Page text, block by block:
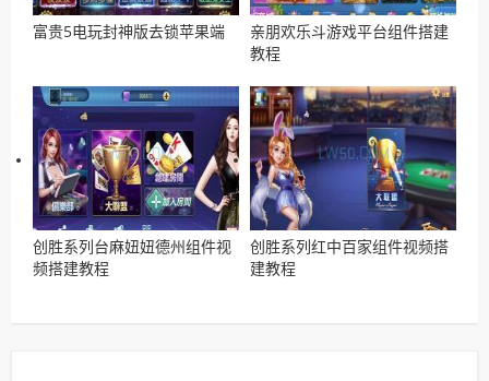
富贵5电玩封神版去锁苹果端
亲朋欢乐斗游戏平台组件搭建
教程
创胜系列台麻妞妞德州组件视
频搭建教程
创胜系列红中百家组件视频搭
建教程